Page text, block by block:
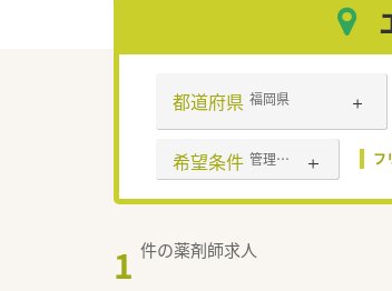
都道府県 福岡県
希望条件 管理薬剤師 フ
1 件の薬剤師求人